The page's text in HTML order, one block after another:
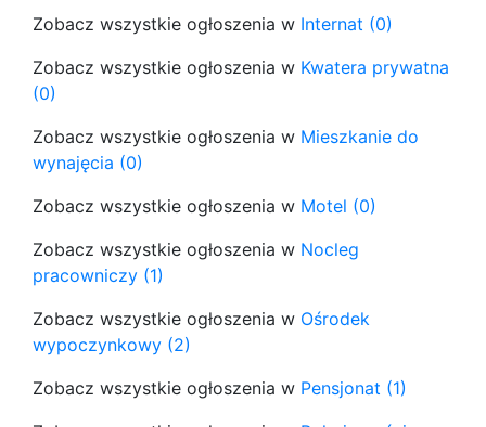
Zobacz wszystkie ogłoszenia w Internat (0)
Zobacz wszystkie ogłoszenia w Kwatera prywatna
(0)
Zobacz wszystkie ogłoszenia w Mieszkanie do
wynajęcia (0)
Zobacz wszystkie ogłoszenia w Motel (0)
Zobacz wszystkie ogłoszenia w Nocleg
pracowniczy (1)
Zobacz wszystkie ogłoszenia w Ośrodek
wypoczynkowy (2)
Zobacz wszystkie ogłoszenia w Pensjonat (1)